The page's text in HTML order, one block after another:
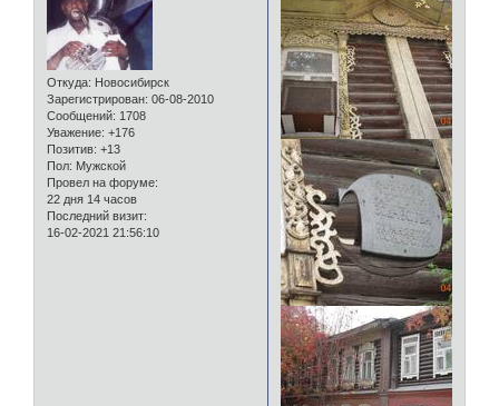
Откуда: Новосибирск
Зарегистрирован: 06-08-2010
Сообщений: 1708
Уважение: +176
Позитив: +13
Пол: Мужской
Провел на форуме:
22 дня 14 часов
Последний визит:
16-02-2021 21:56:10